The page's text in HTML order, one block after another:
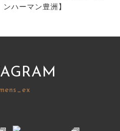
ンハーマン豊洲】